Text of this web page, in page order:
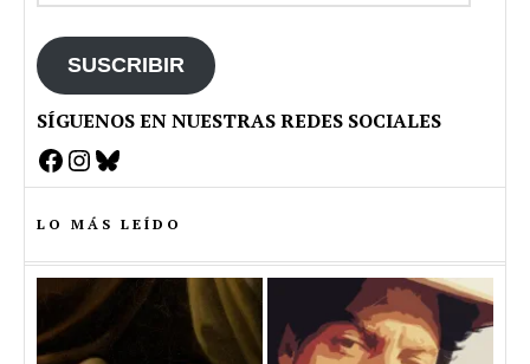
SUSCRIBIR
SÍGUENOS EN NUESTRAS REDES SOCIALES
Facebook
Instagram
Bluesky
LO MÁS LEÍDO